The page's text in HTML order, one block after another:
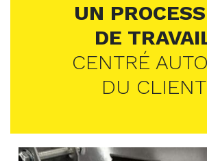
UN
DE
CENTRÉ
DU CLIENT